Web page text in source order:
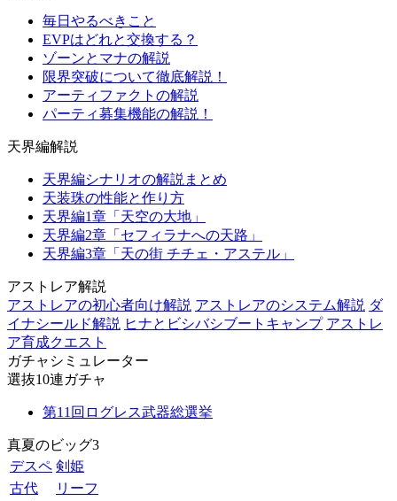
毎日やるべきこと
EVPはどれと交換する？
ゾーンとマナの解説
限界突破について徹底解説！
アーティファクトの解説
パーティ募集機能の解説！
天界編解説
天界編シナリオの解説まとめ
天装珠の性能と作り方
天界編1章「天空の大地」
天界編2章「セフィラナへの天路」
天界編3章「天の街 チチェ・アステル」
アストレア解説
アストレアの初心者向け解説 アストレアのシステム解説 ダ
イナシールド解説 ヒナとビシバシブートキャンプ アストレ
ア育成クエスト
ガチャシミュレーター
選抜10連ガチャ
第11回ログレス武器総選挙
真夏のビッグ3
デスペ 剣姫
古代
リーフ